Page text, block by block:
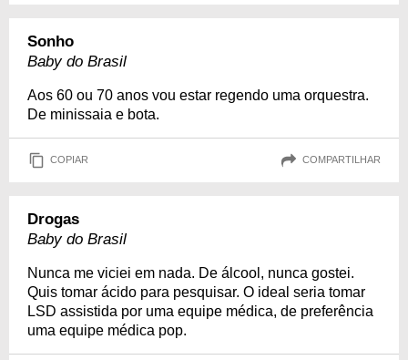
Sonho
Baby do Brasil
Aos 60 ou 70 anos vou estar regendo uma orquestra.
De minissaia e bota.
COPIAR COMPARTILHAR
Drogas
Baby do Brasil
Nunca me viciei em nada. De álcool, nunca gostei.
Quis tomar ácido para pesquisar. O ideal seria tomar
LSD assistida por uma equipe médica, de preferência
uma equipe médica pop.